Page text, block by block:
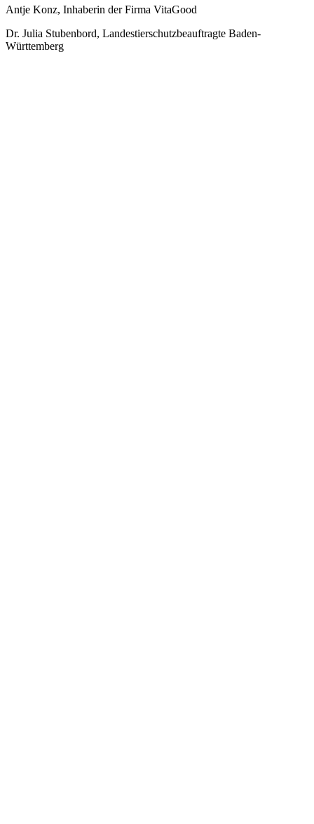
Antje Konz, Inhaberin der Firma VitaGood
Dr. Julia Stubenbord, Landestierschutzbeauftragte Baden-
Württemberg